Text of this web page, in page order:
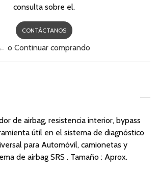
consulta sobre el.
CONTÁCTANOS
o Continuar comprando
de airbag, resistencia interior, bypass
útil en el sistema de diagnóstico
para Automóvil, camionetas y
de airbag SRS . Tamaño : Aprox.